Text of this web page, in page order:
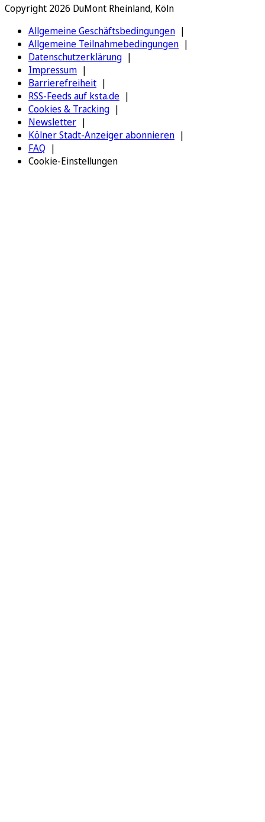
Copyright 2026 DuMont Rheinland, Köln
Allgemeine Geschäftsbedingungen
Allgemeine Teilnahmebedingungen
Datenschutzerklärung
Impressum
Barrierefreiheit
RSS-Feeds auf ksta.de
Cookies & Tracking
Newsletter
Kölner Stadt-Anzeiger abonnieren
FAQ
Cookie-Einstellungen